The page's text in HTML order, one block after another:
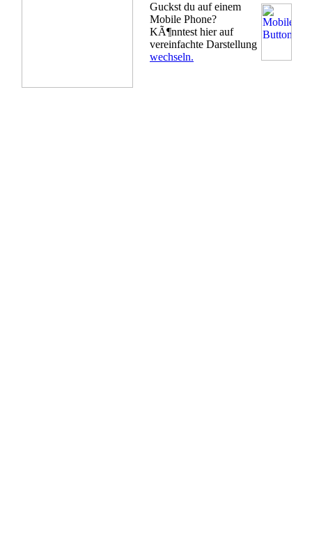
Guckst du auf einem
Mobile Phone?
KÃ¶nntest hier auf
vereinfachte Darstellung
wechseln.